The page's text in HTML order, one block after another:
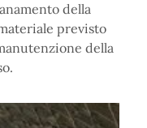
della
previsto
della